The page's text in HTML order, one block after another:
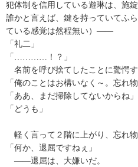
犯体制を信用している遊琳は、施
誰かと言えば、鍵を持っていてふ
ている感覚は然程無い）――
「礼二」
「…………！？」
名前を呼び捨てしたことに驚愕
「俺のことはお構いなく～。忘れ
「ああ、まだ掃除してないからね」
「どうも」
軽く言って２階に上がり、忘れ
「何か、退屈ですねぇ」
――退屈は、大嫌いだ。